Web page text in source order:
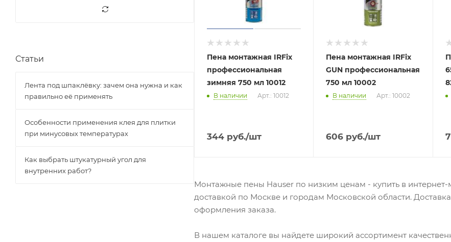
Пена монтажная IRFix
профессиональная
зимняя 750 мл 10012
В наличии Арт.: 10012
344 руб./шт
Пена монтажная IRFix
GUN профессиональная
750 мл 10002
В наличии Арт.: 10002
606 руб./шт
Монтажные пены Hauser по низким ценам - купить в
доставкой по Москве и городам Московской области.
оформления заказа.
В нашем каталоге вы найдете широкий ассортимент
Статьи
Лента под шпаклёвку: зачем она нужна и как
правильно её применять
Особенности применения клея для плитки
при минусовых температурах
Как выбрать штукатурный угол для
внутренних работ?